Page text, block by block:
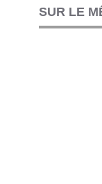
SUR LE